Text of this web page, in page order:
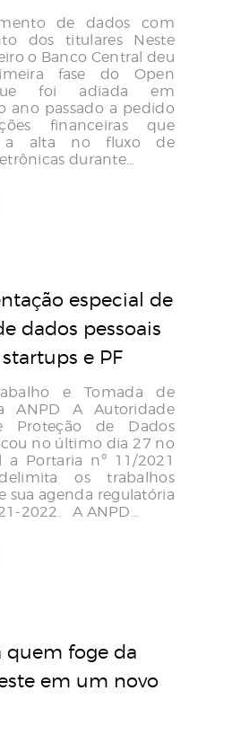
de dados com
dos titulares Neste
o Banco Central deu
fase do Open
foi adiada em
ano passado a pedido
financeiras que
a alta no fluxo de
durante…
especial de
dados pessoais
e PF
e Tomada de
ANPD A Autoridade
Proteção de Dados
no último dia 27 no
a Portaria nº 11/2021
os trabalhos
sua agenda regulatória
2022. A ANPD…
quem foge da
em um novo